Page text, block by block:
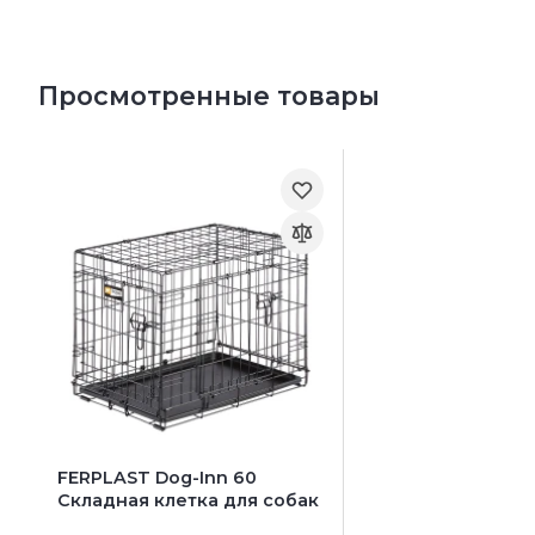
Просмотренные товары
FERPLAST Dog-Inn 60
Складная клетка для собак